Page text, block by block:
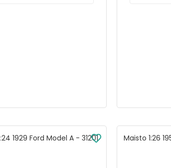
1929 Ford Model A - 31201 Maisto 1:26